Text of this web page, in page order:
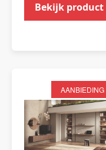
Bekijk product
AANBIEDING